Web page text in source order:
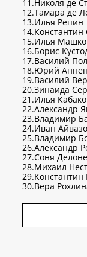
11.Николя де
12.Тамара де
13.Илья Репин
14.Константин
15.Илья
16.Борис
17.Василий
18.Юрий
19.Василий
20.Зинаида
21.Илья
22.Александр
23.Владимир
24.Иван
25.Владимир
26.Александр
27.Соня Делоне
28.Михаил
29.Константин
30.Вера